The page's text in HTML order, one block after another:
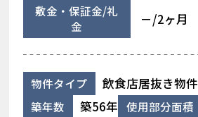
敷金・保証金/礼
金
－/2ヶ月
物件タイプ 飲食店居抜き物件
築年数 築56年 使用部分面積